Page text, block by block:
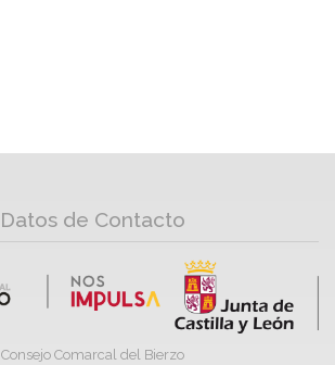
Datos de Contacto
Consejo Comarcal del Bierzo